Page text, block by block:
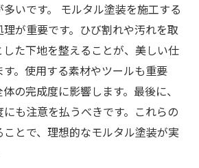
いです。 モルタル塗装を施工する
が重要です。ひび割れや汚れを取
した下地を整えることが、美しい仕
。使用する素材やツールも重要
の完成度に影響します。最後に、
も注意を払うべきです。これらの
とで、理想的なモルタル塗装が実